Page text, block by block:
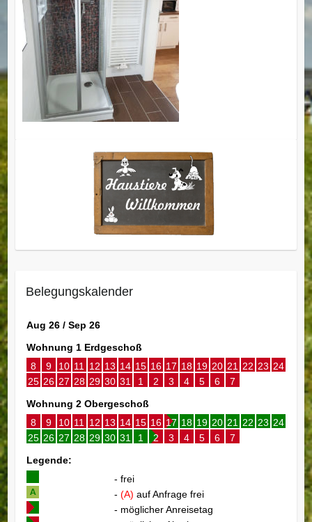
Belegungskalender
Aug 26 / Sep 26
Wohnung 1 Erdgeschoß
8
9 10 11 12 13 14 15 16 17 18 19 20 21 22 23 24
25 26 27 28 29 30 31 1 2 3 4 5 6
7
Wohnung 2 Obergeschoß
8
9 10 11 12 13 14 15 16 17 18 19 20 21 22 23 24
25 26 27 28 29 30 31 1 2 3 4 5 6
7
Legende:
- frei
-(A) auf Anfrage frei
- möglicher Anreisetag